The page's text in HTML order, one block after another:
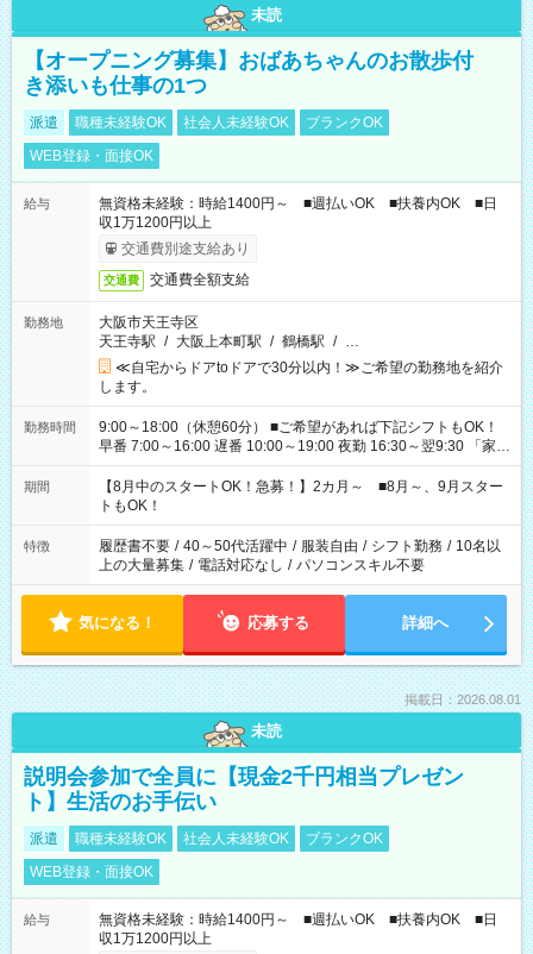
未読
【オープニング募集】おばあちゃんのお散歩付
き添いも仕事の1つ
派遣 職種未経験OK 社会人未経験OK
ブランクOK
WEB登録・面接OK
給与
無資格未経験：時給1400円～ ■週払いOK ■扶養内OK ■日
収1万1200円以上
交通費別途支給あり
交通費 交通費全額支給
勤務地
大阪市天王寺区
天王寺駅 / 大阪上本町駅 / 鶴橋駅 / …
≪自宅からドアtoドアで30分以内！≫ご希望の勤務地を紹介
します。
勤務時間
9:00～18:00（休憩60分） ■ご希望があれば下記シフトもOK！
早番 7:00～16:00 遅番 10:00～19:00 夜勤 16:30～翌9:30 「家族
と休みを合わせたい」 「余裕を持って夕飯の準備がしたい」
「できれば残業はしたくない」 など、ご希望を教えてください
ね。 ※Wワーク希望の方へ 今ご覧のお仕事で希望する勤務時間
と、もう1つのお仕事の勤務時間。 合計で週40時間を超える場
合は応募できません。
期間
【8月中のスタートOK！急募！】2カ月～ ■8月～、9月スター
トもOK！
特徴 履歴書不要 / 40～50代活躍中 / 服装自由 / シフト勤務 / 10名以
上の大量募集 / 電話対応なし / パソコンスキル不要
気になる！ 応募する 詳細へ
掲載日：2026.08.01
未読
説明会参加で全員に【現金2千円相当プレゼン
ト】生活のお手伝い
派遣 職種未経験OK 社会人未経験OK
ブランクOK
WEB登録・面接OK
給与
無資格未経験：時給1400円～ ■週払いOK ■扶養内OK ■日
収1万1200円以上